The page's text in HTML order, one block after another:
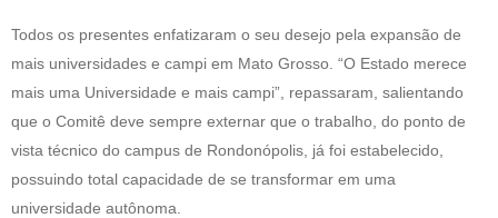
Todos os presentes enfatizaram o seu desejo pela expansão de
mais universidades e campi em Mato Grosso. “O Estado merece
mais uma Universidade e mais campi”, repassaram, salientando
que o Comitê deve sempre externar que o trabalho, do ponto de
vista técnico do campus de Rondonópolis, já foi estabelecido,
possuindo total capacidade de se transformar em uma
universidade autônoma.